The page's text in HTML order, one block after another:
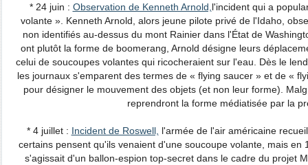
* 24 juin : Observation de Kenneth Arnold, l'incident qui a
volante ». Kenneth Arnold, alors jeune pilote privé de l'Idaho,
non identifiés au-dessus du mont Rainier dans l'État de
ont plutôt la forme de boomerang, Arnold désigne leurs
celui de soucoupes volantes qui ricocheraient sur l'eau. Dès le
les journaux s'emparent des termes de « flying saucer » et de «
pour désigner le mouvement des objets (et non leur forme).
reprendront la forme médiatisée par la
* 4 juillet : Incident de Roswell, l'armée de l'air américaine
certains pensent qu'ils venaient d'une soucoupe volante, mais en
s'agissait d'un ballon-espion top-secret dans le cadre du projet